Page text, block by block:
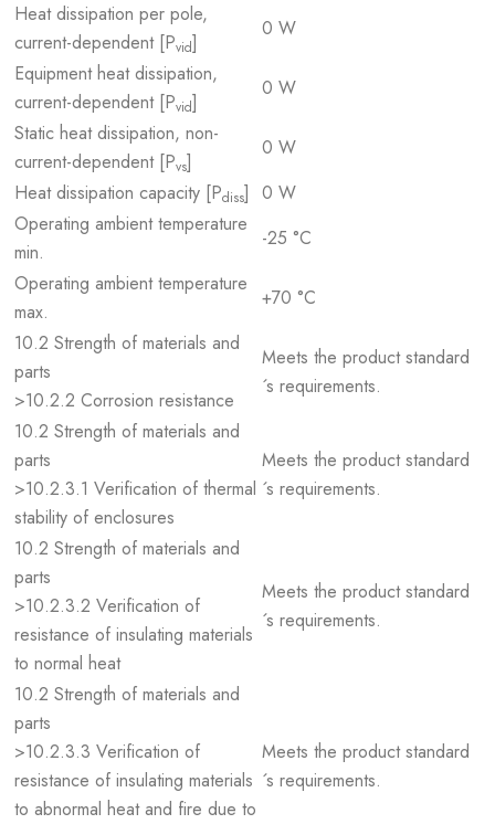
Heat dissipation per pole,
current-dependent [Pvid]
0 W
Equipment heat dissipation,
current-dependent [Pvid]
0 W
Static heat dissipation, non-
current-dependent [Pvs]
0 W
Heat dissipation capacity [Pdiss] 0 W
Operating ambient temperature
min.
-25 °C
Operating ambient temperature
max.
+70 °C
10.2 Strength of materials and
parts
>10.2.2 Corrosion resistance
Meets the product standard
´s requirements.
10.2 Strength of materials and
parts
>10.2.3.1 Verification of thermal
stability of enclosures
Meets the product standard
´s requirements.
10.2 Strength of materials and
parts
>10.2.3.2 Verification of
resistance of insulating materials
to normal heat
Meets the product standard
´s requirements.
10.2 Strength of materials and
parts
>10.2.3.3 Verification of
resistance of insulating materials
to abnormal heat and fire due to
Meets the product standard
´s requirements.